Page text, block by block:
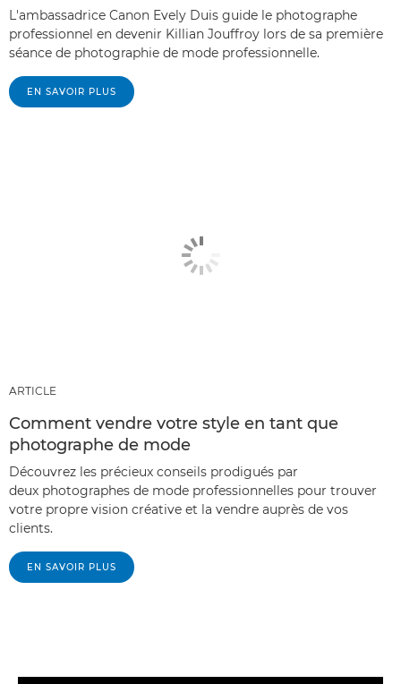
L'ambassadrice Canon Evely Duis guide le photographe
professionnel en devenir Killian Jouffroy lors de sa première
séance de photographie de mode professionnelle.
EN SAVOIR PLUS
ARTICLE
Comment vendre votre style en tant que
photographe de mode
Découvrez les précieux conseils prodigués par
deux photographes de mode professionnelles pour trouver
votre propre vision créative et la vendre auprès de vos
clients.
EN SAVOIR PLUS